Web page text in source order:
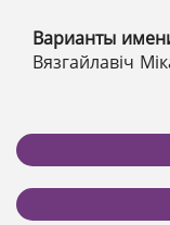
Варианты
Вязгайлавіч